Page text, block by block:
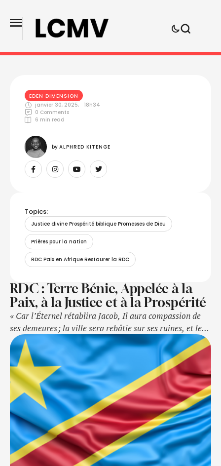
EDEN DIMENSION
janvier 30, 2025,
18h34
0 Comments
6 min read
by ALPHRED KITENGE
Topics:
Justice divine Prospérité biblique Promesses de Dieu
Prières pour la nation
RDC Paix en Afrique Restaurer la RDC
RDC : Terre Bénie, Appelée à la
Paix, à la Justice et à la Prospérité
« Car l’Éternel rétablira Jacob, Il aura compassion de
ses demeures ; la ville sera rebâtie sur ses ruines, et le
palais sera habité comme autrefois. » (Jérémie 30:18)